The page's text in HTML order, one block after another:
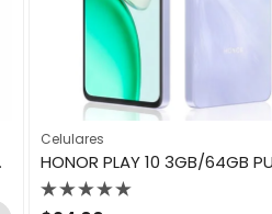
ESIM
Celulares
HONOR PLAY 10 3GB/64GB